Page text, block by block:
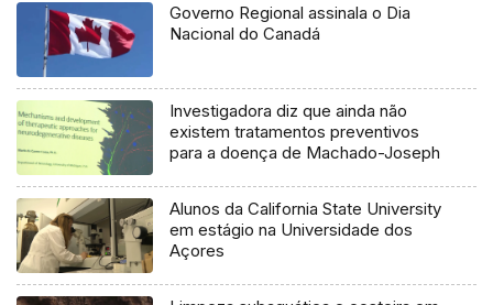
Governo Regional assinala o Dia
Nacional do Canadá
Investigadora diz que ainda não
existem tratamentos preventivos
para a doença de Machado-Joseph
Alunos da California State University
em estágio na Universidade dos
Açores